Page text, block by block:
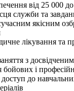
від 25 000
служби та
якісним
лікування та
з
бойових і
до